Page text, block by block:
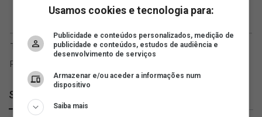
SuperVasco
Usamos cookies e tecnologia para:
Publicidade e conteúdos personalizados, medição de
publicidade e conteúdos, estudos de audiência e
desenvolvimento de serviços
Armazenar e/ou aceder a informações num
dispositivo
Saiba mais